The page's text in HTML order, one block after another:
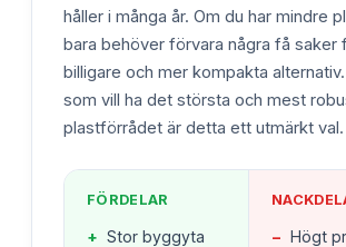
håller i många år. Om du har mindre
bara behöver förvara några få saker
billigare och mer kompakta
som vill ha det största och mest
plastförrådet är detta ett utmärkt val.
FÖRDELAR
+ Stor byggyta
− Högt